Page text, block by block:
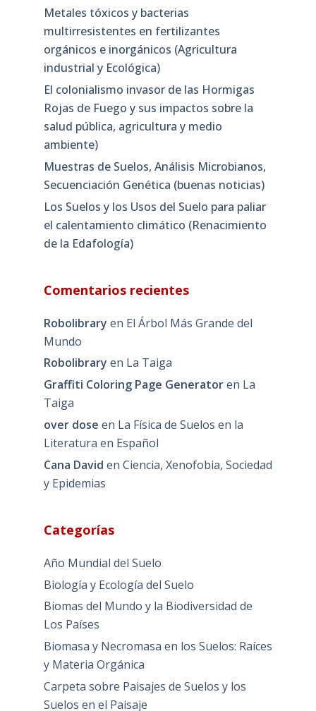
Metales tóxicos y bacterias
multirresistentes en fertilizantes
orgánicos e inorgánicos (Agricultura
industrial y Ecológica)
El colonialismo invasor de las Hormigas
Rojas de Fuego y sus impactos sobre la
salud pública, agricultura y medio
ambiente)
Muestras de Suelos, Análisis Microbianos,
Secuenciación Genética (buenas noticias)
Los Suelos y los Usos del Suelo para paliar
el calentamiento climático (Renacimiento
de la Edafología)
Comentarios recientes
Robolibrary en El Árbol Más Grande del
Mundo
Robolibrary en La Taiga
Graffiti Coloring Page Generatoren La
Taiga
over dose en La Física de Suelos en la
Literatura en Español
Cana David en Ciencia, Xenofobia, Sociedad
y Epidemias
Categorías
Año Mundial del Suelo
Biología y Ecología del Suelo
Biomas del Mundo y la Biodiversidad de
Los Países
Biomasa y Necromasa en los Suelos: Raíces
y Materia Orgánica
Carpeta sobre Paisajes de Suelos y los
Suelos en el Paisaje